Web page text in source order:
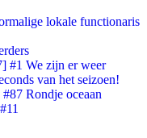
lokale functionaris
#1 We zijn er weer
van het seizoen!
Rondje oceaan